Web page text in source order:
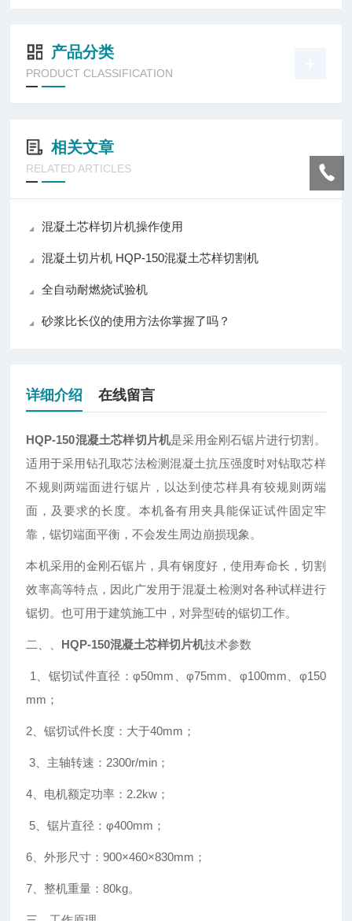
产品分类
PRODUCT CLASSIFICATION
相关文章
RELATED ARTICLES
混凝土芯样切片机操作使用
混凝土切片机 HQP-150混凝土芯样切割机
全自动耐燃烧试验机
砂浆比长仪的使用方法你掌握了吗？
详细介绍 在线留言
HQP-150混凝土芯样切片机是采用金刚石锯片进行切割。
适用于采用钻孔取芯法检测混凝土抗压强度时对钻取芯样
不规则两端面进行锯片，以达到使芯样具有较规则两端
面，及要求的长度。本机备有用夹具能保证试件固定牢
靠，锯切端面平衡，不会发生周边崩损现象。
本机采用的金刚石锯片，具有钢度好，使用寿命长，切割
效率高等特点，因此广发用于混凝土检测对各种试样进行
锯切。也可用于建筑施工中，对异型砖的锯切工作。
二、、 HQP-150混凝土芯样切片机技术参数
1、锯切试件直径：φ50mm、φ75mm、φ100mm、φ150
mm；
2、锯切试件长度：大于40mm；
3、主轴转速：2300r/min；
4、电机额定功率：2.2kw；
5、锯片直径：φ400mm；
6、外形尺寸：900×460×830mm；
7、整机重量：80kg。